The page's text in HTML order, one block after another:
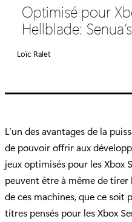
t
é
i
Optimisé pour
Hellblade:
Loïc Ralet
L’un des avantages de la
de pouvoir offrir aux
jeux optimisés pour les Xbox
peuvent être à même de
de ces machines, que ce soit
titres pensés pour les Xbox